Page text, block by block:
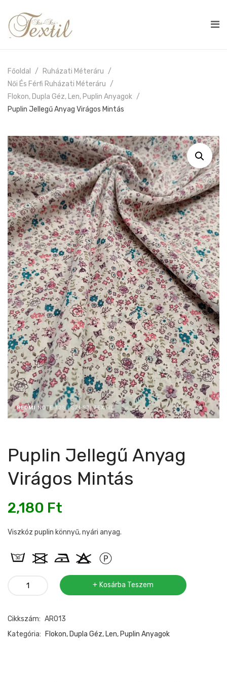
Főoldal
Ruházati Méteráru
Női És Férfi Ruházati Méteráru
Flokon, Dupla Géz, Len, Puplin Anyagok
Puplin Jellegű Anyag Virágos Mintás
Puplin Jellegű Anyag
Virágos Mintás
2,180 Ft
Viszkóz puplin könnyű, nyári anyag.
Puplin
virágos
mintás
Kosárba Teszem
Cikkszám: AR013
Kategória:
Flokon, Dupla Géz, Len, Puplin Anyagok